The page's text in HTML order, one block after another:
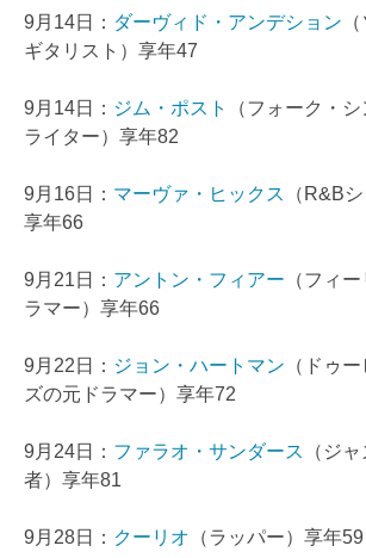
9月14日： ダーヴィド・アンデション
ギタリスト）享年47
9月14日： ジム・ポスト
（フォーク・
ライター）享年82
9月16日： マーヴァ・ヒックス
（R&B
享年66
9月21日： アントン・フィアー （フィ
ラマー）享年66
9月22日： ジョン・ハートマン （ドゥ
ズの元ドラマー）享年72
9月24日： ファラオ・サンダース
（ジ
者）享年81
9月28日： クーリオ （ラッパー）享年